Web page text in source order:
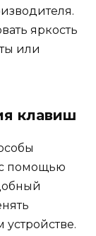
яркость
или
клавиш
помощью